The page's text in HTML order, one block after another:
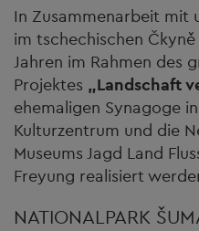
In Zusammenarbeit mit
im tschechischen
Jahren im Rahmen des
Projektes „Landschaft
ehemaligen Synagoge
Kulturzentrum und die
Museums Jagd Land
Freyung realisiert
NATIONALPARK